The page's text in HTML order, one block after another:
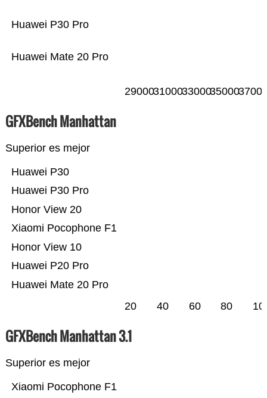
Huawei Mate 20 Pro
Huawei P30 Pro
29000310003300035000
GFXBench Manhattan
Superior es mejor
Huawei Mate 20 Pro
Huawei P20 Pro
Honor View 10
Xiaomi Pocophone F1
Honor View 20
Huawei P30 Pro
Huawei P30
20 40 60 80
GFXBench Manhattan 3.1
Superior es mejor
Xiaomi Pocophone F1